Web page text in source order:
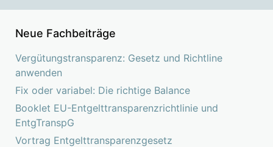
Neue Fachbeiträge
Vergütungstransparenz: Gesetz und Richtline
anwenden
Fix oder variabel: Die richtige Balance
Booklet EU-Entgelttransparenzrichtlinie und
EntgTranspG
Vortrag Entgelttransparenzgesetz